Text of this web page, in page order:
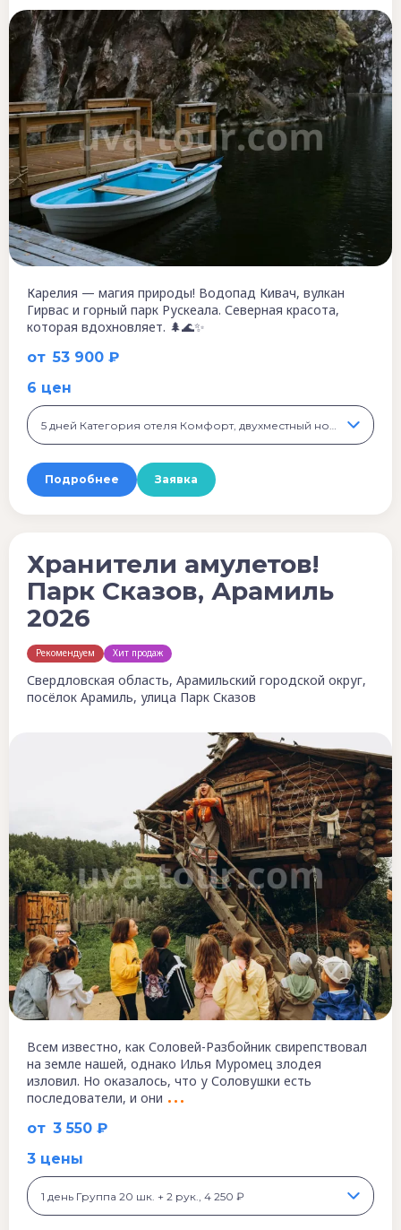
от 53 900 ₽
Карелия — магия природы! Водопад Кивач, вулкан
Гирвас и горный парк Рускеала. Северная красота,
которая вдохновляет. 🌲🌊✨
6 цен
Подробнее Заявка
от 3 550 ₽
Хранители амулетов!
Парк Сказов, Арамиль
2026
Рекомендуем Хит продаж
Свердловская область, Арамильский городской округ,
посёлок Арамиль, улица Парк Сказов
Всем известно, как Соловей-Разбойник свирепствовал
на земле нашей, однако Илья Муромец злодея
изловил. Но оказалось, что у Соловушки есть
последователи, и они
3 цены
1 день Группа 20 шк. + 2 рук., 4 250 ₽